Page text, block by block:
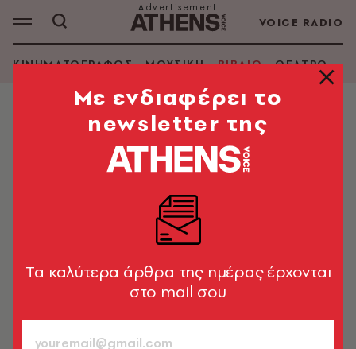
VOICE RADIO
ΚΙΝΗΜΑΤΟΓΡΑΦΟΣ ΜΟΥΣΙΚΗ ΒΙΒΛΙΟ ΘΕΑΤΡΟ -
Sebastian Faulks: Μου λείπουν οι
κολπίσκοι της Ελλάδας
Το μυθιστόρημά του «Η ηχώ του Παρισιού»
κυκλοφορεί από τις εκδόσεις Κλειδάριθμος
Κέλλη Κρητικού
Mε ενδιαφέρει το
newsletter της
Tα καλύτερα άρθρα της ημέρας έρχονται
στο mail σου